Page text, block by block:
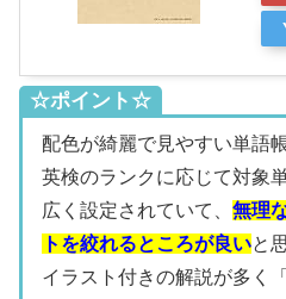
☆ポイント☆
配色が綺麗で見やすい単語帳
英検のランクに応じて対象
広く設定されていて、 無理
トを絞れるところが良いと
イラスト付きの解説が多く